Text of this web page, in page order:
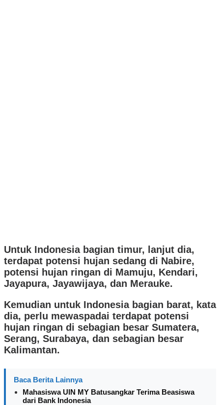
Untuk Indonesia bagian timur, lanjut dia,
terdapat potensi hujan sedang di Nabire,
potensi hujan ringan di Mamuju, Kendari,
Jayapura, Jayawijaya, dan Merauke.
Kemudian untuk Indonesia bagian barat, kata
dia, perlu mewaspadai terdapat potensi
hujan ringan di sebagian besar Sumatera,
Serang, Surabaya, dan sebagian besar
Kalimantan.
Baca Berita Lainnya
Mahasiswa UIN MY Batusangkar Terima Beasiswa
dari Bank Indonesia